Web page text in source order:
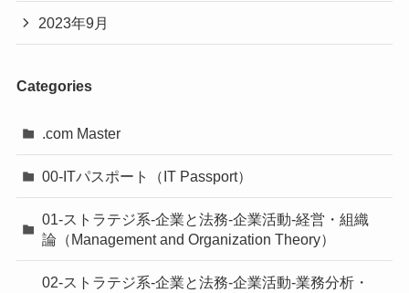
2023年9月
Categories
.com Master
00-ITパスポート（IT Passport）
01-ストラテジ系-企業と法務-企業活動-経営・組織
論（Management and Organization Theory）
02-ストラテジ系-企業と法務-企業活動-業務分析・